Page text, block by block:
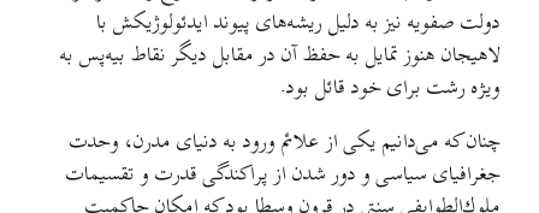
دولت صفویه نیز به دلیل ریشه‌های پیوند ایدئولوژیکش با
لاهیجان هنوز تمایل به حفظ آن در مقابل دیگر نقاط بیه‌پس به
ویژه رشت برای خود قائل بود.
چنان كه می‌دانیم یكی از علائم ورود به دنیای مدرن، وحدت
جغرافیای سیاسی و دور شدن از پراكندگی قدرت و تقسیمات